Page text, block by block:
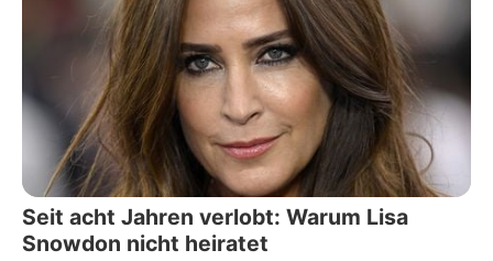
Seit acht Jahren verlobt: Warum Lisa
Snowdon nicht heiratet